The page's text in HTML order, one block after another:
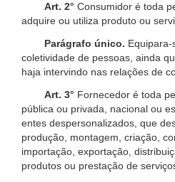
Art. 2° Consumidor é toda
adquire ou utiliza produto ou
Parágrafo único.
coletividade de pessoas, ainda
haja intervindo nas relações de
Art. 3° Fornecedor é toda
pública ou privada, nacional ou
entes despersonalizados, que
produção, montagem, criação,
importação, exportação,
produtos ou prestação de